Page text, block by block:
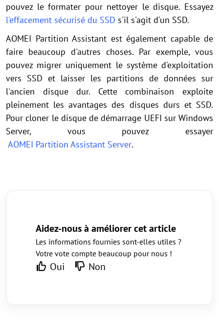
pouvez le formater pour nettoyer le disque. Essayez
l'effacement sécurisé du SSD s'il s'agit d'un SSD.
AOMEI Partition Assistant est également capable de
faire beaucoup d'autres choses. Par exemple, vous
pouvez migrer uniquement le système d'exploitation
vers SSD et laisser les partitions de données sur
l'ancien disque dur. Cette combinaison exploite
pleinement les avantages des disques durs et SSD.
Pour cloner le disque de démarrage UEFI sur Windows
Server, vous pouvez essayer
AOMEI Partition Assistant Server.
Aidez-nous à améliorer cet article
Les informations fournies sont-elles utiles ?
Votre vote compte beaucoup pour nous !
Oui Non